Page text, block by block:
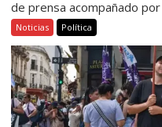
de prensa acompañado por
Noticias Política